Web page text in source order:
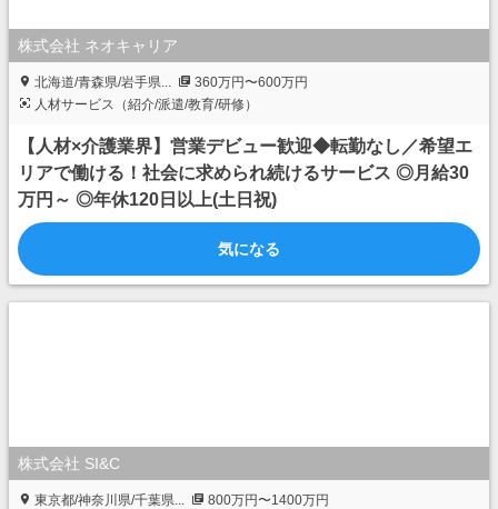
株式会社 ネオキャリア
北海道/青森県/岩手県...
360万円〜600万円
人材サービス（紹介/派遣/教育/研修）
【人材×介護業界】営業デビュー歓迎◆転勤なし／希望エ
リアで働ける！社会に求められ続けるサービス ◎月給30
万円～ ◎年休120日以上(土日祝)
気になる
株式会社 SI&C
東京都/神奈川県/千葉県...
800万円〜1400万円